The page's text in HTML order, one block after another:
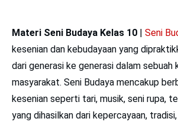
Materi Seni Budaya Kelas 10 | Seni
kesenian dan kebudayaan yang
dari generasi ke generasi dalam sebuah
masyarakat. Seni Budaya mencakup
kesenian seperti tari, musik, seni rupa,
yang dihasilkan dari kepercayaan,